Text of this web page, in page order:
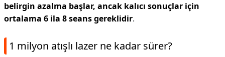
belirgin azalma başlar, ancak kalıcı sonuçlar için
ortalama 6 ila 8 seans gereklidir.
1 milyon atışlı lazer ne kadar sürer?